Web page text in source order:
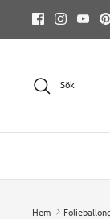
innehållet
Sök
Hem